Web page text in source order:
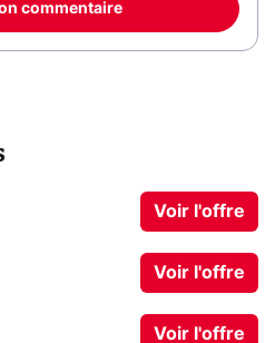
commentaire
Voir l'offre
Voir l'offre
Voir l'offre